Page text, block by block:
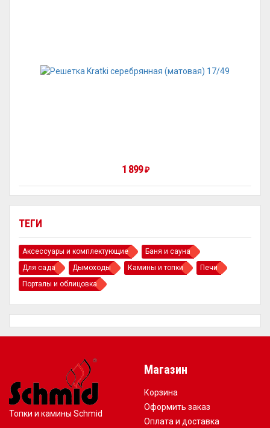
ТЕГИ
Аксессуары и комплектующие
Баня и сауна
Для сада
Дымоходы Камины и топки
Печи
Порталы и облицовка
1 899₽
Топки и камины Schmid
Магазин
Корзина
Оформить заказ
Оплата и доставка